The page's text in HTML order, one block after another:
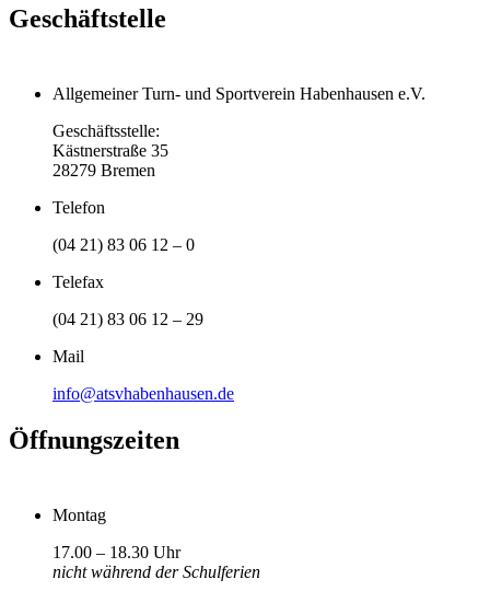
Geschäftstelle
Allgemeiner Turn- und Sportverein Habenhausen e.V.
Geschäftsstelle:
Kästnerstraße 35
28279 Bremen
Telefon
(04 21) 83 06 12 – 0
Telefax
(04 21) 83 06 12 – 29
Mail
info@atsvhabenhausen.de
Öffnungszeiten
Montag
17.00 – 18.30 Uhr
nicht während der Schulferien